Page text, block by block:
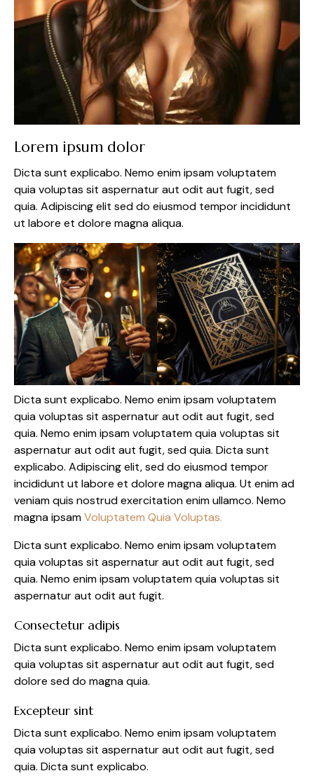
Lorem ipsum dolor
Dicta sunt explicabo. Nemo enim ipsam voluptatem
quia voluptas sit aspernatur aut odit aut fugit, sed
quia. Adipiscing elit sed do eiusmod tempor incididunt
ut labore et dolore magna aliqua.
Dicta sunt explicabo. Nemo enim ipsam voluptatem
quia voluptas sit aspernatur aut odit aut fugit, sed
quia. Nemo enim ipsam voluptatem quia voluptas sit
aspernatur aut odit aut fugit, sed quia. Dicta sunt
explicabo. Adipiscing elit, sed do eiusmod tempor
incididunt ut labore et dolore magna aliqua. Ut enim ad
veniam quis nostrud exercitation enim ullamco. Nemo
magna ipsamVoluptatem Quia Voluptas.
Dicta sunt explicabo. Nemo enim ipsam voluptatem
quia voluptas sit aspernatur aut odit aut fugit, sed
quia. Nemo enim ipsam voluptatem quia voluptas sit
aspernatur aut odit aut fugit.
Consectetur adipis
Dicta sunt explicabo. Nemo enim ipsam voluptatem
quia voluptas sit aspernatur aut odit aut fugit, sed
dolore sed do magna quia.
Excepteur sint
Dicta sunt explicabo. Nemo enim ipsam voluptatem
quia voluptas sit aspernatur aut odit aut fugit, sed
quia. Dicta sunt explicabo.